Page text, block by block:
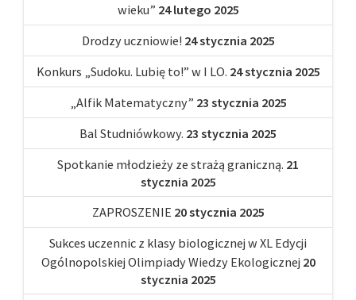
wieku” 24 lutego 2025
Drodzy uczniowie! 24 stycznia 2025
Konkurs „Sudoku. Lubię to!” w I LO. 24 stycznia 2025
„Alfik Matematyczny” 23 stycznia 2025
Bal Studniówkowy. 23 stycznia 2025
Spotkanie młodzieży ze strażą graniczną. 21
stycznia 2025
ZAPROSZENIE 20 stycznia 2025
Sukces uczennic z klasy biologicznej w XL Edycji
Ogólnopolskiej Olimpiady Wiedzy Ekologicznej 20
stycznia 2025